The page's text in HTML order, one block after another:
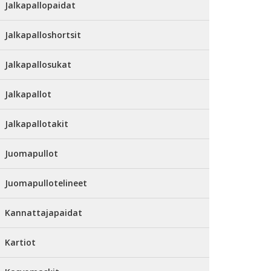
Jalkapallopaidat
Jalkapalloshortsit
Jalkapallosukat
Jalkapallot
Jalkapallotakit
Juomapullot
Juomapullotelineet
Kannattajapaidat
Kartiot